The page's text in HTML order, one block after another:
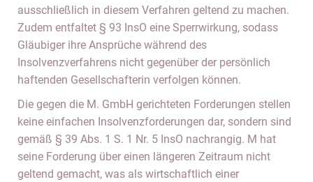
ausschließlich in diesem Verfahren geltend zu machen.
Zudem entfaltet § 93 InsO eine Sperrwirkung, sodass
Gläubiger ihre Ansprüche während des
Insolvenzverfahrens nicht gegenüber der persönlich
haftenden Gesellschafterin verfolgen können.
Die gegen die M. GmbH gerichteten Forderungen stellen
keine einfachen Insolvenzforderungen dar, sondern sind
gemäß § 39 Abs. 1 S. 1 Nr. 5 InsO nachrangig. M hat
seine Forderung über einen längeren Zeitraum nicht
geltend gemacht, was als wirtschaftlich einer